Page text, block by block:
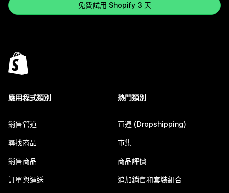
免費試用 Shopify 3 天
應用程式類別
銷售管道
尋找商品
銷售商品
訂單與運送
熱門類別
直運 (Dropshipping)
市集
商品評價
追加銷售和套裝組合